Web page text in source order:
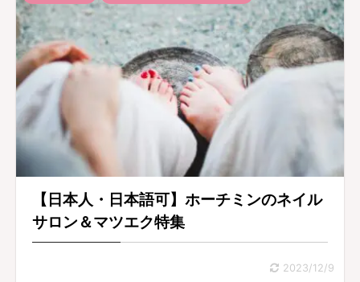
【日本人・日本語可】ホーチミンのネイル
サロン＆マツエク特集
2023/12/9